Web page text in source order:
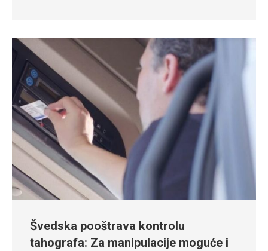
Švedska pooštrava kontrolu
tahografa: Za manipulacije moguće i